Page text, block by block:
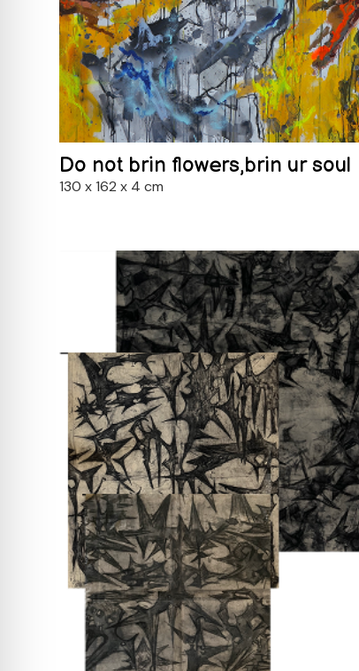
Do not brin flowers,brin ur soul
130 x 162 x 4 cm